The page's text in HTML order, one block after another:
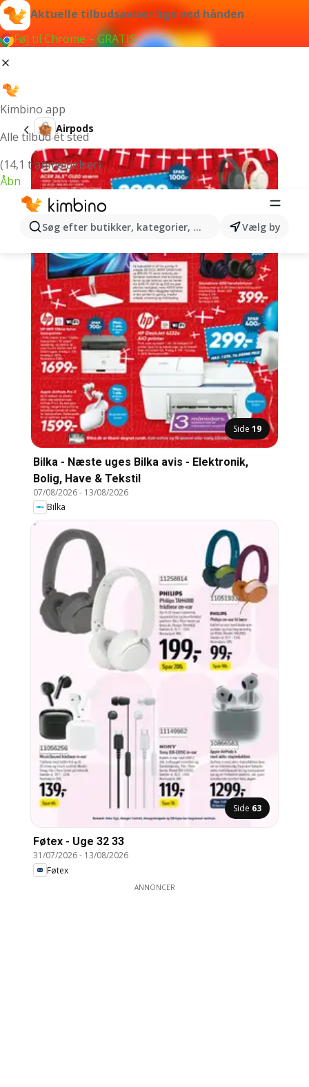
Aktuelle tilbudsaviser lige ved hånden
Føj til Chrome – GRATIS
Kimbino app
Alle tilbud ét sted
(14,1 t anmeldelser)
Åbn
Søg efter butikker, kategorier, produkter...Vælg by
Airpods
Side 19
Bilka - Næste uges Bilka avis - Elektronik,
Bolig, Have & Tekstil
07/08/2026- 13/08/2026
Bilka
Side 63
Føtex - Uge 32 33
31/07/2026- 13/08/2026
Føtex
ANNONCER